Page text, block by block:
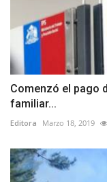
Comenzó el pago
familiar...
Editora Marzo 18, 2019